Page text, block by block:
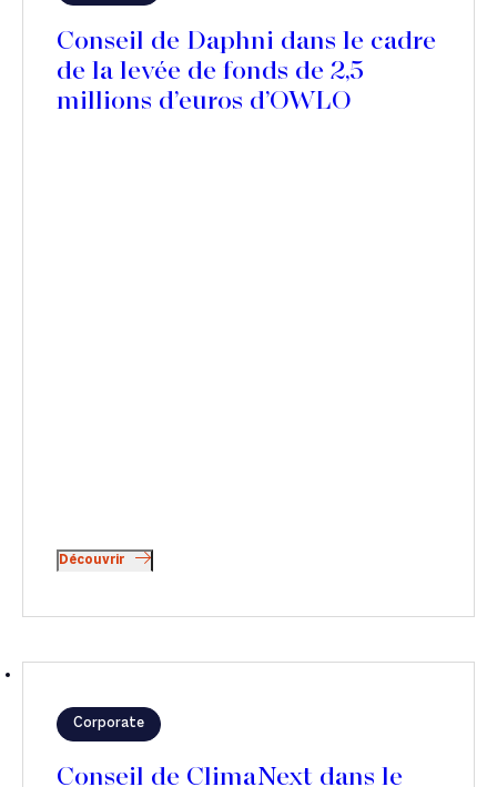
Conseil de Daphni dans le cadre
de la levée de fonds de 2,5
millions d’euros d’OWLO
Découvrir
Corporate
Conseil de ClimaNext dans le